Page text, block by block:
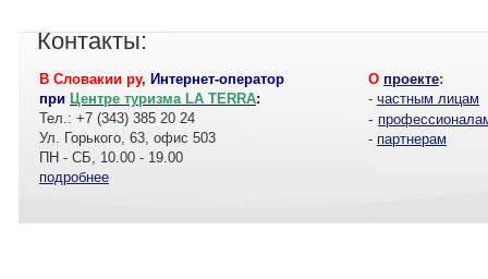
Контакты:
В Словакии ру, Интернет-оператор
при Центре туризма LA TERRA:
Тел.: +7 (343) 385 20 24
Ул. Горького, 63, офис 503
ПН - СБ, 10.00 - 19.00
подробнее
О проекте:
- частным лицам
-
- партнерам